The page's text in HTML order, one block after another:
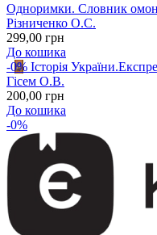
Одноримки. Словник
Різниченко О.С.
299,00 грн
До кошика
-0% Історія
Гісем О.В.
200,00 грн
До кошика
-0%